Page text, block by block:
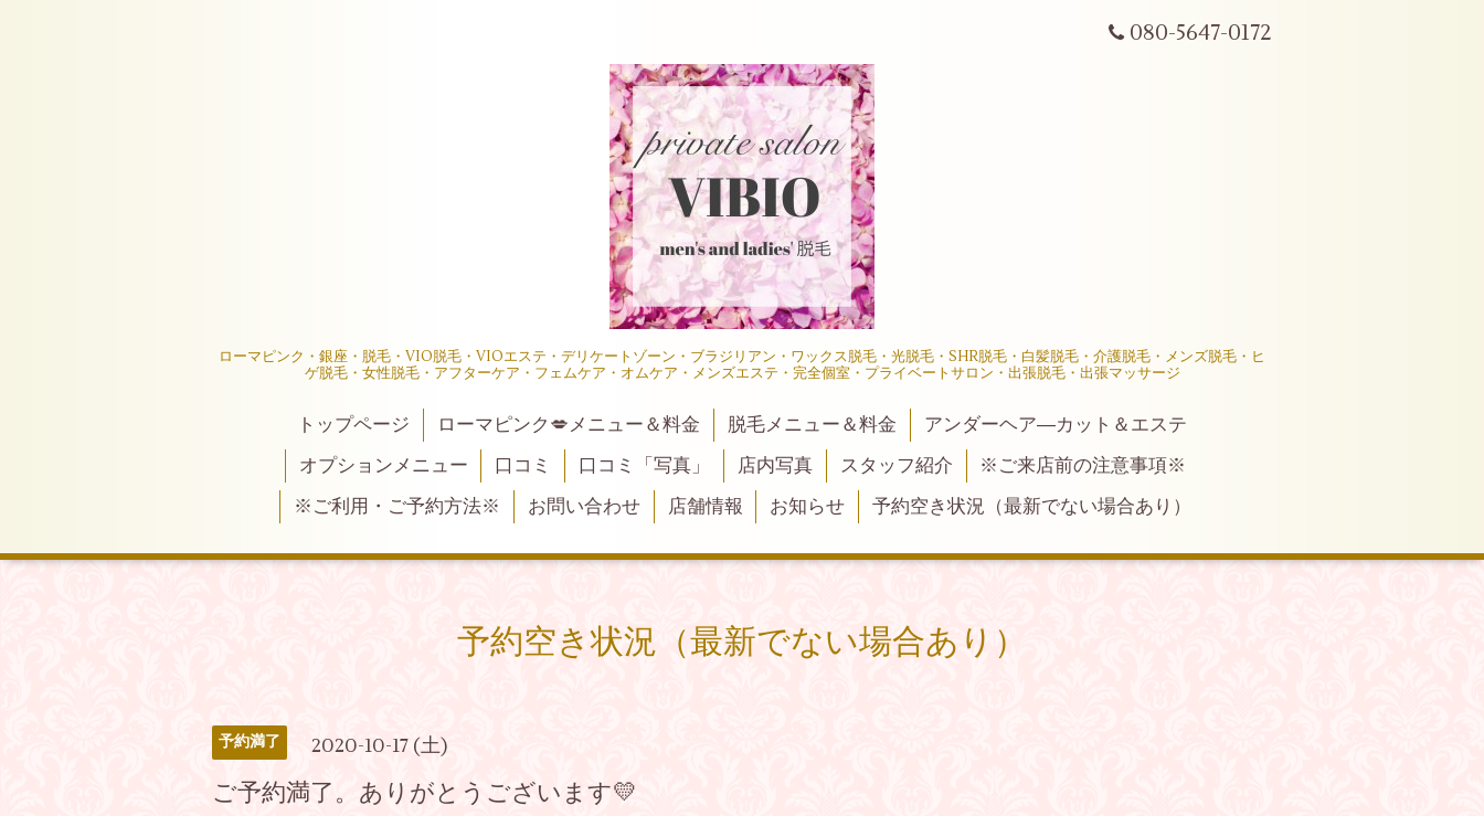
080-5647-0172
ローマピンク・銀座・脱毛・VIO脱毛・VIOエステ・デリケートゾーン・ブラジリアン・ワックス脱毛・光脱毛・SHR脱毛・白髪脱毛・介護脱毛・メンズ脱毛・ヒ
ゲ脱毛・女性脱毛・アフターケア・フェムケア・オムケア・メンズエステ・完全個室・プライベートサロン・出張脱毛・出張マッサージ
トップページ ローマピンク💋メニュー＆料金 脱毛メニュー＆料金
アンダーヘア―カット＆エステ
オプションメニュー
口コミ 口コミ「写真」 店内写真 スタッフ紹介
※ご来店前の注意事項※
※ご利用・ご予約方法※
お問い合わせ 店舗情報 お知らせ 予約空き状況（最新でない場合あり）
予約空き状況（最新でない場合あり）
予約満了 2020-10-17 (土)
ご予約満了。ありがとうございます💛